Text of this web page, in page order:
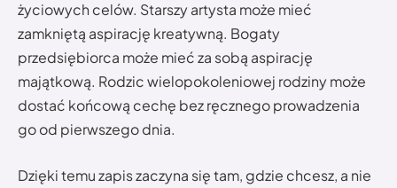
życiowych celów. Starszy artysta może mieć
zamkniętą aspirację kreatywną. Bogaty
przedsiębiorca może mieć za sobą aspirację
majątkową. Rodzic wielopokoleniowej rodziny może
dostać końcową cechę bez ręcznego prowadzenia
go od pierwszego dnia.
Dzięki temu zapis zaczyna się tam, gdzie chcesz, a nie